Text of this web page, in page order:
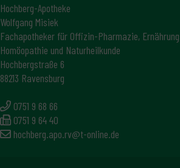
Hochberg-Apotheke
Wolfgang Misiek
Fachapotheker für Offizin-Pharmazie,
Homöopathie und Naturheilkunde
Hochbergstraße 6
88213 Ravensburg
0751 9 68 66
0751 9 64 40
hochberg.apo.rv@t-online.de